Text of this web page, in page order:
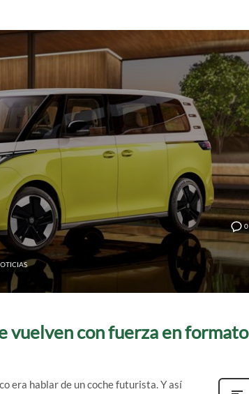
0
vuelven con fuerza en formato
era hablar de un coche futurista. Y así